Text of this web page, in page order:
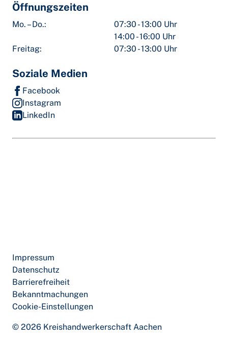
Öffnungszeiten
Mo. – Do.:
07:30 - 13:00 Uhr
14:00 - 16:00 Uhr
Freitag:
07:30 - 13:00 Uhr
Soziale Medien
Facebook
Instagram
LinkedIn
© 2026 Kreishandwerkerschaft Aachen
Impressum
Datenschutz
Barrierefreiheit
Bekanntmachungen
Cookie-Einstellungen